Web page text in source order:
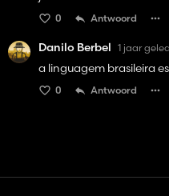
0 Antwoord
Danilo Berbel 1 jaar
a linguagem brasileira
0 Antwoord